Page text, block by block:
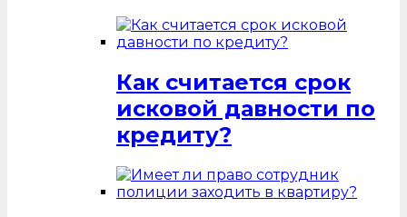
Как считается срок
исковой давности по
кредиту?